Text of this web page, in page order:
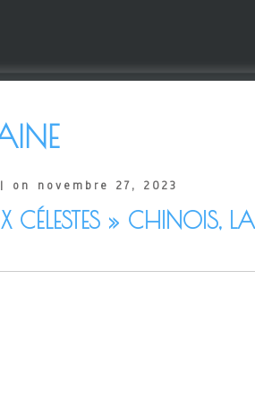
novembre 27, 2023
CÉLESTES » CHINOIS,